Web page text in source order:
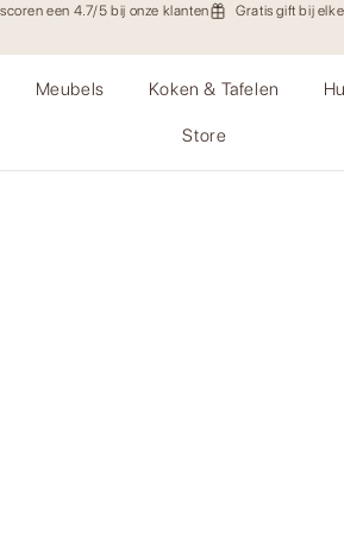
een 4.7/5 bij onze klanten Gratis gift bij
Meubels Koken & Tafelen
Store